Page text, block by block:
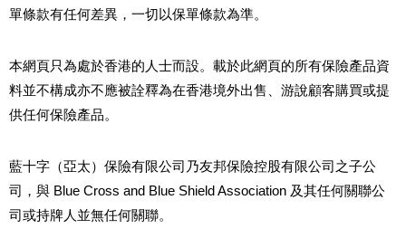
單條款有任何差異，一切以保單條款為準。
本網頁只為處於香港的人士而設。載於此網頁的所有保險產品資
料並不構成亦不應被詮釋為在香港境外出售、游說顧客購買或提
供任何保險產品。
藍十字（亞太）保險有限公司乃友邦保險控股有限公司之子公
司，與 Blue Cross and Blue Shield Association 及其任何關聯公
司或持牌人並無任何關聯。